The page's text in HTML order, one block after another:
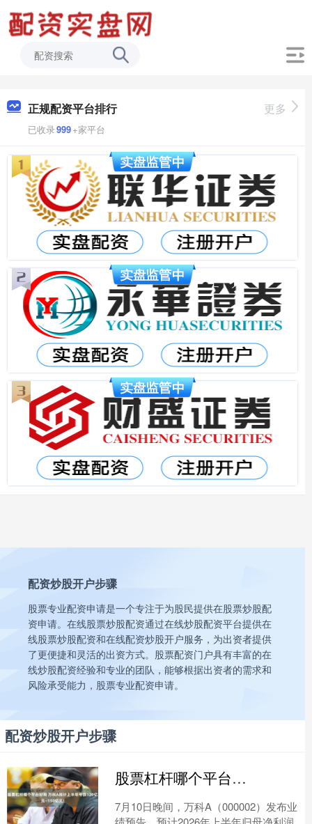
正规配资平台排行
已收录999+家平台
更多
配资炒股开户步骤
股票专业配资申请是一个专注于为股民提供在股票炒股配
资申请。在线股票炒股配资通过在线炒股配资平台提供在
线股票炒股配资和在线配资炒股开户服务，为出资者提供
了更便捷和灵活的出资方式。股票配资门户具有丰富的在
线炒股配资经验和专业的团队，能够根据出资者的需求和
风险承受能力，股票专业配资申请。
配资炒股开户步骤
股票杠杆哪个平台好用 万科A预计上半年亏损120亿元—150亿元！
7月10日晚间，万科A（000002）发布业